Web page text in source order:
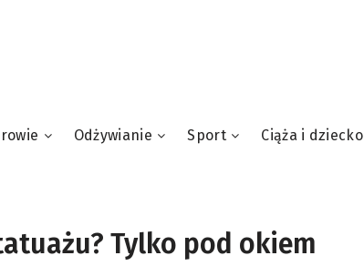
Odżywianie Sport Ciąża i dziecko
Tylko pod okiem